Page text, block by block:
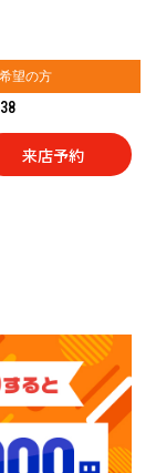
望の方
来店予約